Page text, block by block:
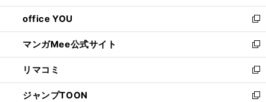
開
く
ウ
で
開
く
ウ
ィ
ン
ド
ウ
で
開
く
し
い
ウ
ィ
ン
ド
ウ
で
office YOU
新
し
い
ウ
ィ
ン
ド
マンガMee公式サイト
新
し
い
ウ
ィ
リマコミ
新
し
い
ジャンプTOON
新